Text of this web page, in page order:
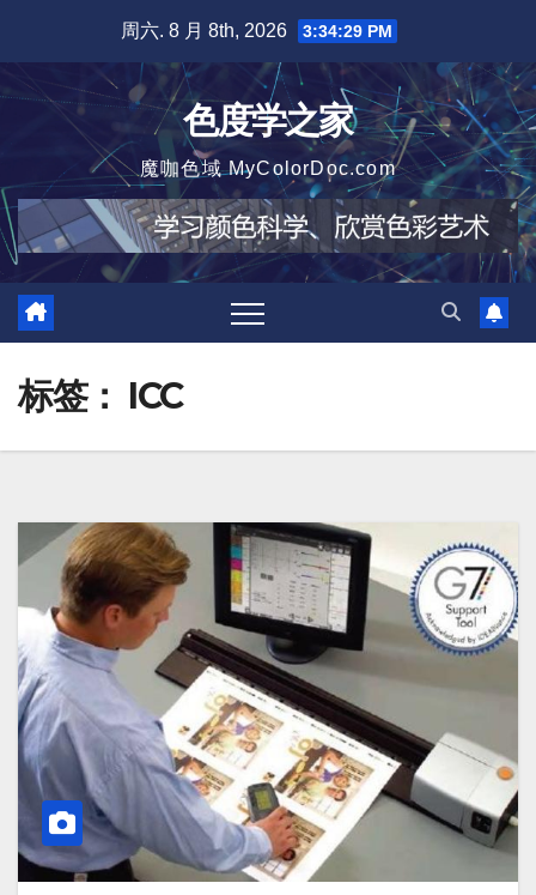
周六. 8 月 8th, 2026 3:34:30 PM
色度学之家
魔咖色域 MyColorDoc.com
标签： ICC